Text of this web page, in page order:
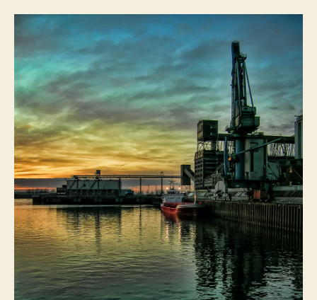
Abendstimmung
Getreidehafen